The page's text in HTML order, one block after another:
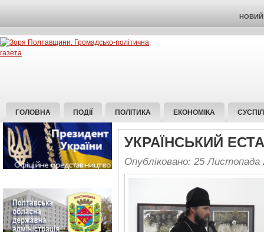
НОВИЙ
ГОЛОВНА ПОДІЇ ПОЛІТИКА ЕКОНОМІКА
УКРАЇНСЬКИЙ
Опубліковано: 25 Листопада